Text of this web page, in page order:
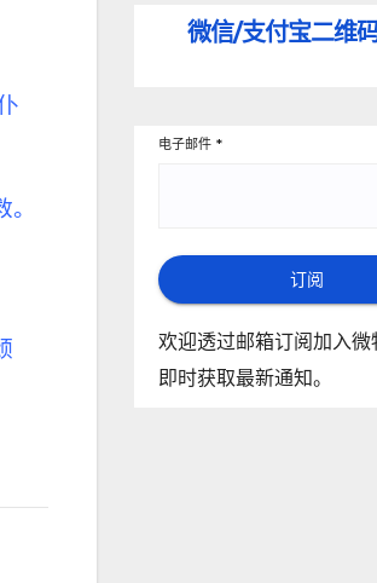
微信/支付宝二维
电子邮件 *
订阅
欢迎透过邮箱订阅加入微
即时获取最新通知。